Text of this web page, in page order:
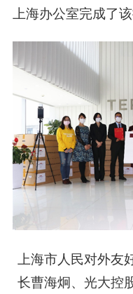
上海办公室完成了该
上海市人民对外友
长曹海炯、 光大控